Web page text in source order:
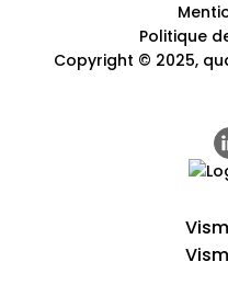
Politique
Copyright © 2025,